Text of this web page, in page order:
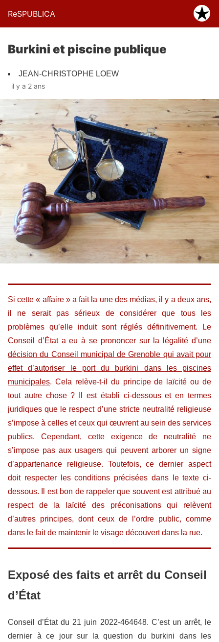
ReSPUBLICA
Burkini et piscine publique
JEAN-CHRISTOPHE LOEW
il y a 2 ans
Si cette « affaire » a fait la une des médias, il y a deux ans,
il ne serait pas sérieux de considérer que tous les
problèmes qu’elle induit sont réglés définitivement. Le
Conseil d’État a eu à se prononcer sur la légalité d’une
décision du Conseil municipal de Grenoble qui avait pour
effet d’autoriser le port du burkini dans les piscines
municipales. Cela relève-t-il du principe de laïcité ou de
tout autre chose ? Il est établi ci-dessous et en termes
juridiques que le respect d’une stricte neutralité religieuse
s’impose à celles et ceux qui œuvrent au sein des services
publics. Cependant, cette exigence de neutralité ne
s’impose pas aux usagers qui peuvent arborer un signe
d’appartenance religieuse. Toutefois, ce dernier aspect
doit respecter les conditions précisées dans le texte ci-
dessous. Il est bon de rappeler que souvent est attribué au
respect de la laïcité des préconisations qui relèvent
d’autres principes, dont ceux de l’ordre public, comme
dans le fait de maintenir le visage découvert dans la rue.
Exposé des faits et arrêt du Conseil
d’État
Conseil d’État du 21 juin 2022-464648. C’est un arrêt, le
dernier à ce jour sur la question du burkini dans les